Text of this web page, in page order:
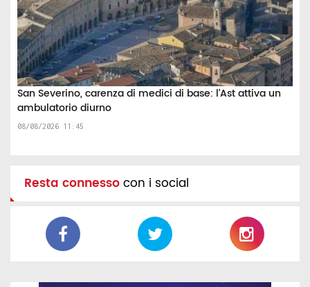
San Severino, carenza di medici di base: l’Ast attiva un
ambulatorio diurno
08/08/2026 11:45
Resta connessocon i social